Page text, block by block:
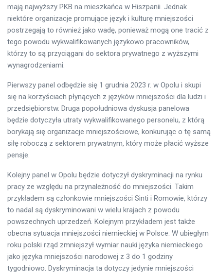
mają najwyższy PKB na mieszkańca w Hiszpanii. Jednak
niektóre organizacje promujące język i kulturę mniejszości
postrzegają to również jako wadę, ponieważ mogą one tracić z
tego powodu wykwalifikowanych językowo pracowników,
którzy to są przyciągani do sektora prywatnego z wyższymi
wynagrodzeniami.
Pierwszy panel odbędzie się 1 grudnia 2023 r. w Opolu i skupi
się na korzyściach płynących z języków mniejszości dla ludzi i
przedsiębiorstw. Druga popołudniowa dyskusja panelowa
będzie dotyczyła utraty wykwalifikowanego personelu, z którą
borykają się organizacje mniejszościowe, konkurując o tę samą
siłę roboczą z sektorem prywatnym, który może płacić wyższe
pensje.
Kolejny panel w Opolu będzie dotyczył dyskryminacji na rynku
pracy ze względu na przynależność do mniejszości. Takim
przykładem są członkowie mniejszości Sinti i Romowie, którzy
to nadal są dyskryminowani w wielu krajach z powodu
powszechnych uprzedzeń. Kolejnym przykładem jest także
obecna sytuacja mniejszości niemieckiej w Polsce. W ubiegłym
roku polski rząd zmniejszył wymiar nauki języka niemieckiego
jako języka mniejszości narodowej z 3 do 1 godziny
tygodniowo. Dyskryminacja ta dotyczy jedynie mniejszości